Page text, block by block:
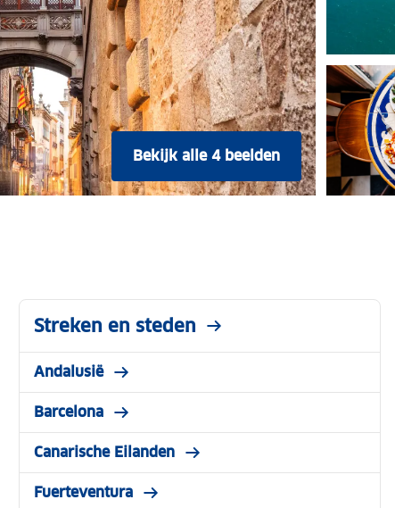
Bekijk alle 4 beelden
Streken en steden
Andalusië
Barcelona
Canarische Eilanden
Fuerteventura